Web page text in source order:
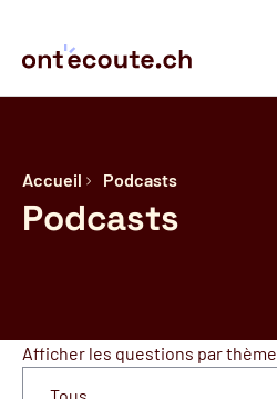
Accueil Podcasts
Podcasts
Afficher les questions par thème